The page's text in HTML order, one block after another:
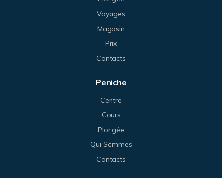
Voyages
Magasin
Prix
Contacts
Peniche
Centre
Cours
Plongée
Qui Sommes
Contacts